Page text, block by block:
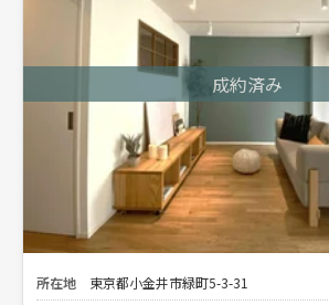
所在地
東京都小金井市緑町5-3-31